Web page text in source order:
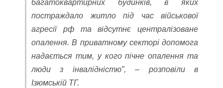
багатоквартирних будинків, в яких
постраждало житло під час військової
агресії рф та відсутнє централізоване
опалення. В приватному секторі допомога
надається тим, у кого пічне опалення та
люди з інвалідністю”, – розповіли в
Ізюмській ТГ.